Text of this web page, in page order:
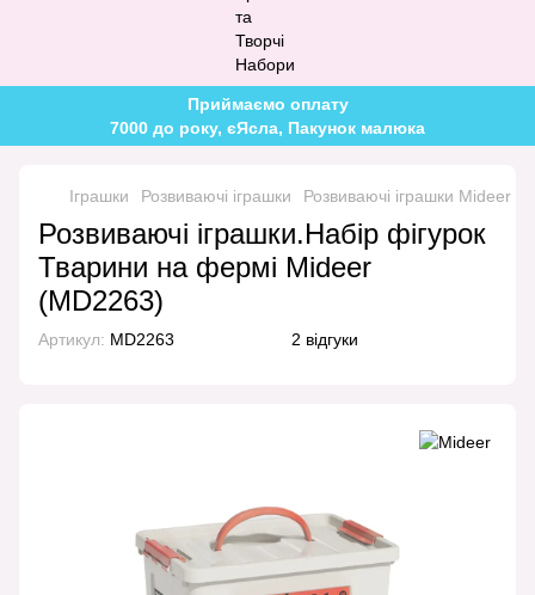
Приймаємо оплату
7000 до року, єЯсла, Пакунок малюка
Іграшки Розвиваючі іграшки Розвиваючі іграшки Mideer
Розвиваючі іграшки.Набір фігурок
Тварини на фермі Mideer
(MD2263)
Артикул: MD2263 2 відгуки